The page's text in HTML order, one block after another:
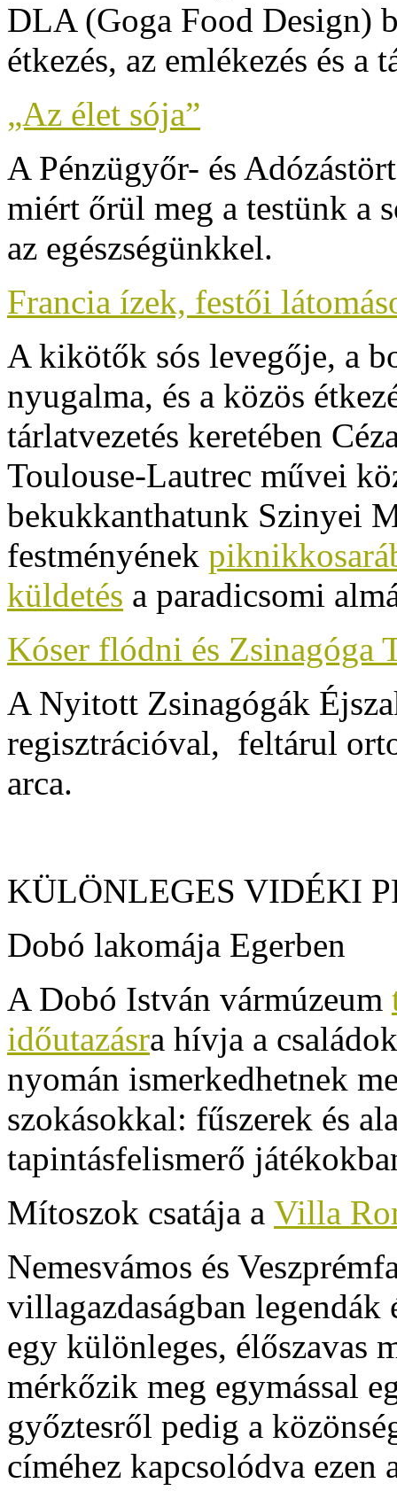
DLA (Goga Food Design)
étkezés, az emlékezés és
„Az élet sója”
A Pénzügyőr- és
miért őrül meg a testünk a
az egészségünkkel.
Francia ízek, festői
A kikötők sós levegője, a
nyugalma, és a közös
tárlatvezetés keretében
Toulouse-Lautrec művei
bekukkanthatunk Szinyei
festményének
küldetés a paradicsomi
Kóser flódni és Zsinagóga
A Nyitott Zsinagógák
regisztrációval, feltárul
arca.
KÜLÖNLEGES VIDÉKI
Dobó lakomája Egerben
A Dobó István vármúzeum
időutazásra hívja a
nyomán ismerkedhetnek
szokásokkal: fűszerek és
tapintásfelismerő
Mítoszok csatája a Villa
Nemesvámos és
villagazdaságban
egy különleges, élőszavas
mérkőzik meg egymással
győztesről pedig a
címéhez kapcsolódva ezen